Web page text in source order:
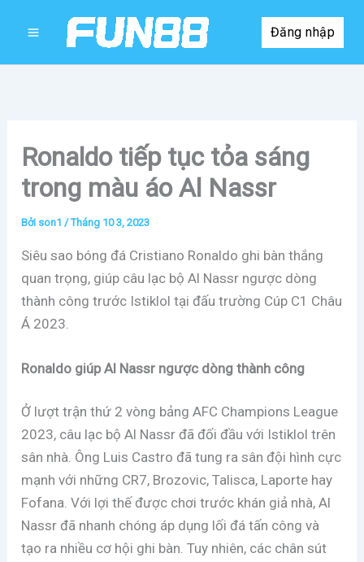
Đăng nhập
Ronaldo tiếp tục tỏa sáng
trong màu áo Al Nassr
Bởi son1 /Tháng 10 3, 2023
Siêu sao bóng đá Cristiano Ronaldo ghi bàn thắng
quan trọng, giúp câu lạc bộ Al Nassr ngược dòng
thành công trước Istiklol tại đấu trường Cúp C1 Châu
Á 2023.
Ronaldo giúp Al Nassr ngược dòng thành công
Ở lượt trận thứ 2 vòng bảng AFC Champions League
2023, câu lạc bộ Al Nassr đã đối đầu với Istiklol trên
sân nhà. Ông Luis Castro đã tung ra sân đội hình cực
mạnh với những CR7, Brozovic, Talisca, Laporte hay
Fofana. Với lợi thế được chơi trước khán giả nhà, Al
Nassr đã nhanh chóng áp dụng lối đá tấn công và
tạo ra nhiều cơ hội ghi bàn. Tuy nhiên, các chân sút